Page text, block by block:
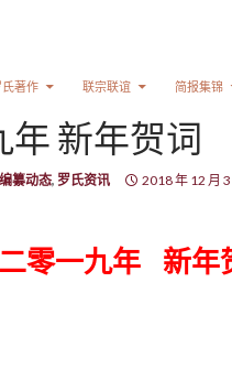
氏著作 联宗联谊 简报集锦
年 新年贺词
编纂动态, 罗氏资讯 2018 年 12 月
二零一九年 新年